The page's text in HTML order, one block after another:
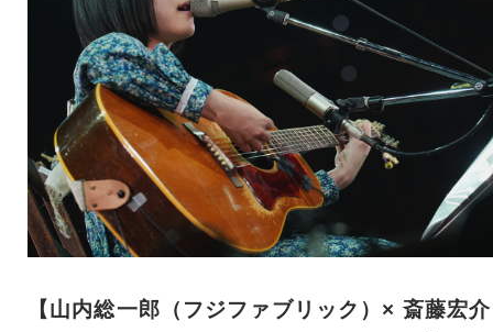
【山内総一郎（フジファブリック）× 斎藤宏介